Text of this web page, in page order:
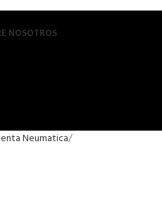
NOSOTROS
Neumatica